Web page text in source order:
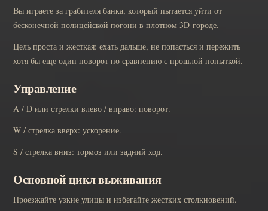
Вы играете за грабителя банка, который пытается уйти от
бесконечной полицейской погони в плотном 3D-городе.
Цель проста и жесткая: ехать дальше, не попасться и пережить
хотя бы еще один поворот по сравнению с прошлой попыткой.
Управление
A / D или стрелки влево / вправо: поворот.
W / стрелка вверх: ускорение.
S / стрелка вниз: тормоз или задний ход.
Основной цикл выживания
Проезжайте узкие улицы и избегайте жестких столкновений.